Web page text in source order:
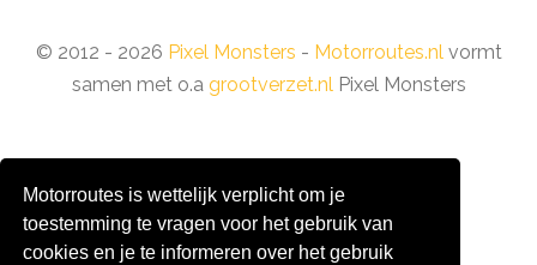
Motorroutes is wettelijk verplicht om je
toestemming te vragen voor het gebruik van
cookies en je te informeren over het gebruik
© 2012 - 2026 Pixel Monsters - Motorroutes.nlvormt
samen met o.a grootverzet.nlPixel Monsters